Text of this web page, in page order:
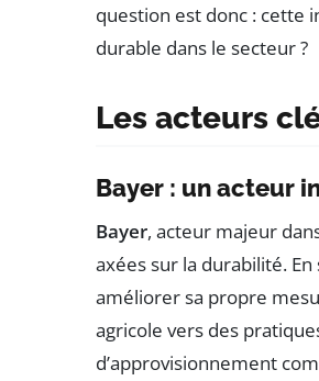
question est donc : cette
durable dans le secteur ?
Les acteurs
Bayer : un acteur
Bayer, acteur majeur
axées sur la durabilité.
améliorer sa propre
agricole vers des
d’approvisionnement